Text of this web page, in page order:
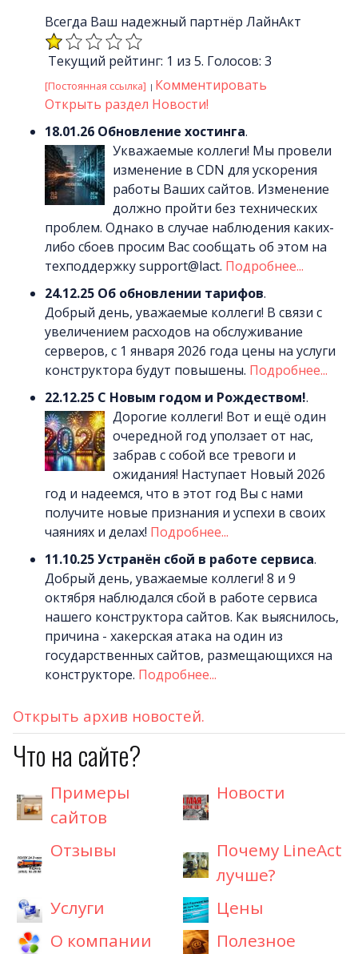
Всегда Ваш надежный партнёр ЛайнАкт
Текущий рейтинг: 1 из 5. Голосов: 3
[Постоянная ссылка]
Комментировать
Открыть раздел Новости!
18.01.26 Обновление хостинга.
Укважаемые коллеги! Мы провели
изменение в CDN для ускорения
работы Ваших сайтов. Изменение
должно пройти без технических
проблем. Однако в случае наблюдения каких-
либо сбоев просим Вас сообщать об этом на
техподдержку support@lact. Подробнее...
24.12.25 Об обновлении тарифов.
Добрый день, уважаемые коллеги! В связи с
увеличением расходов на обслуживание
серверов, с 1 января 2026 года цены на услуги
конструктора будут повышены. Подробнее...
22.12.25 С Новым годом и Рождеством!.
Дорогие коллеги! Вот и ещё один
очередной год уползает от нас,
забрав с собой все тревоги и
ожидания! Наступает Новый 2026
год и надеемся, что в этот год Вы с нами
получите новые признания и успехи в своих
чаяниях и делах! Подробнее...
11.10.25Устранён сбой в работе сервиса.
Добрый день, уважаемые коллеги! 8 и 9
октября наблюдался сбой в работе сервиса
нашего конструктора сайтов. Как выяснилось,
причина - хакерская атака на один из
государственных сайтов, размещающихся на
конструкторе. Подробнее...
Открыть архив новостей.
Что на сайте?
Примеры
сайтов
Новости
Отзывы
Почему LineAct
лучше?
Услуги
Цены
О компании
Полезное